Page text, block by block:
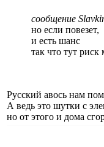
сообщение
но если повезет,
и есть шанс
так что тут
Русский авось нам
А ведь это шутки с
но от этого и дома